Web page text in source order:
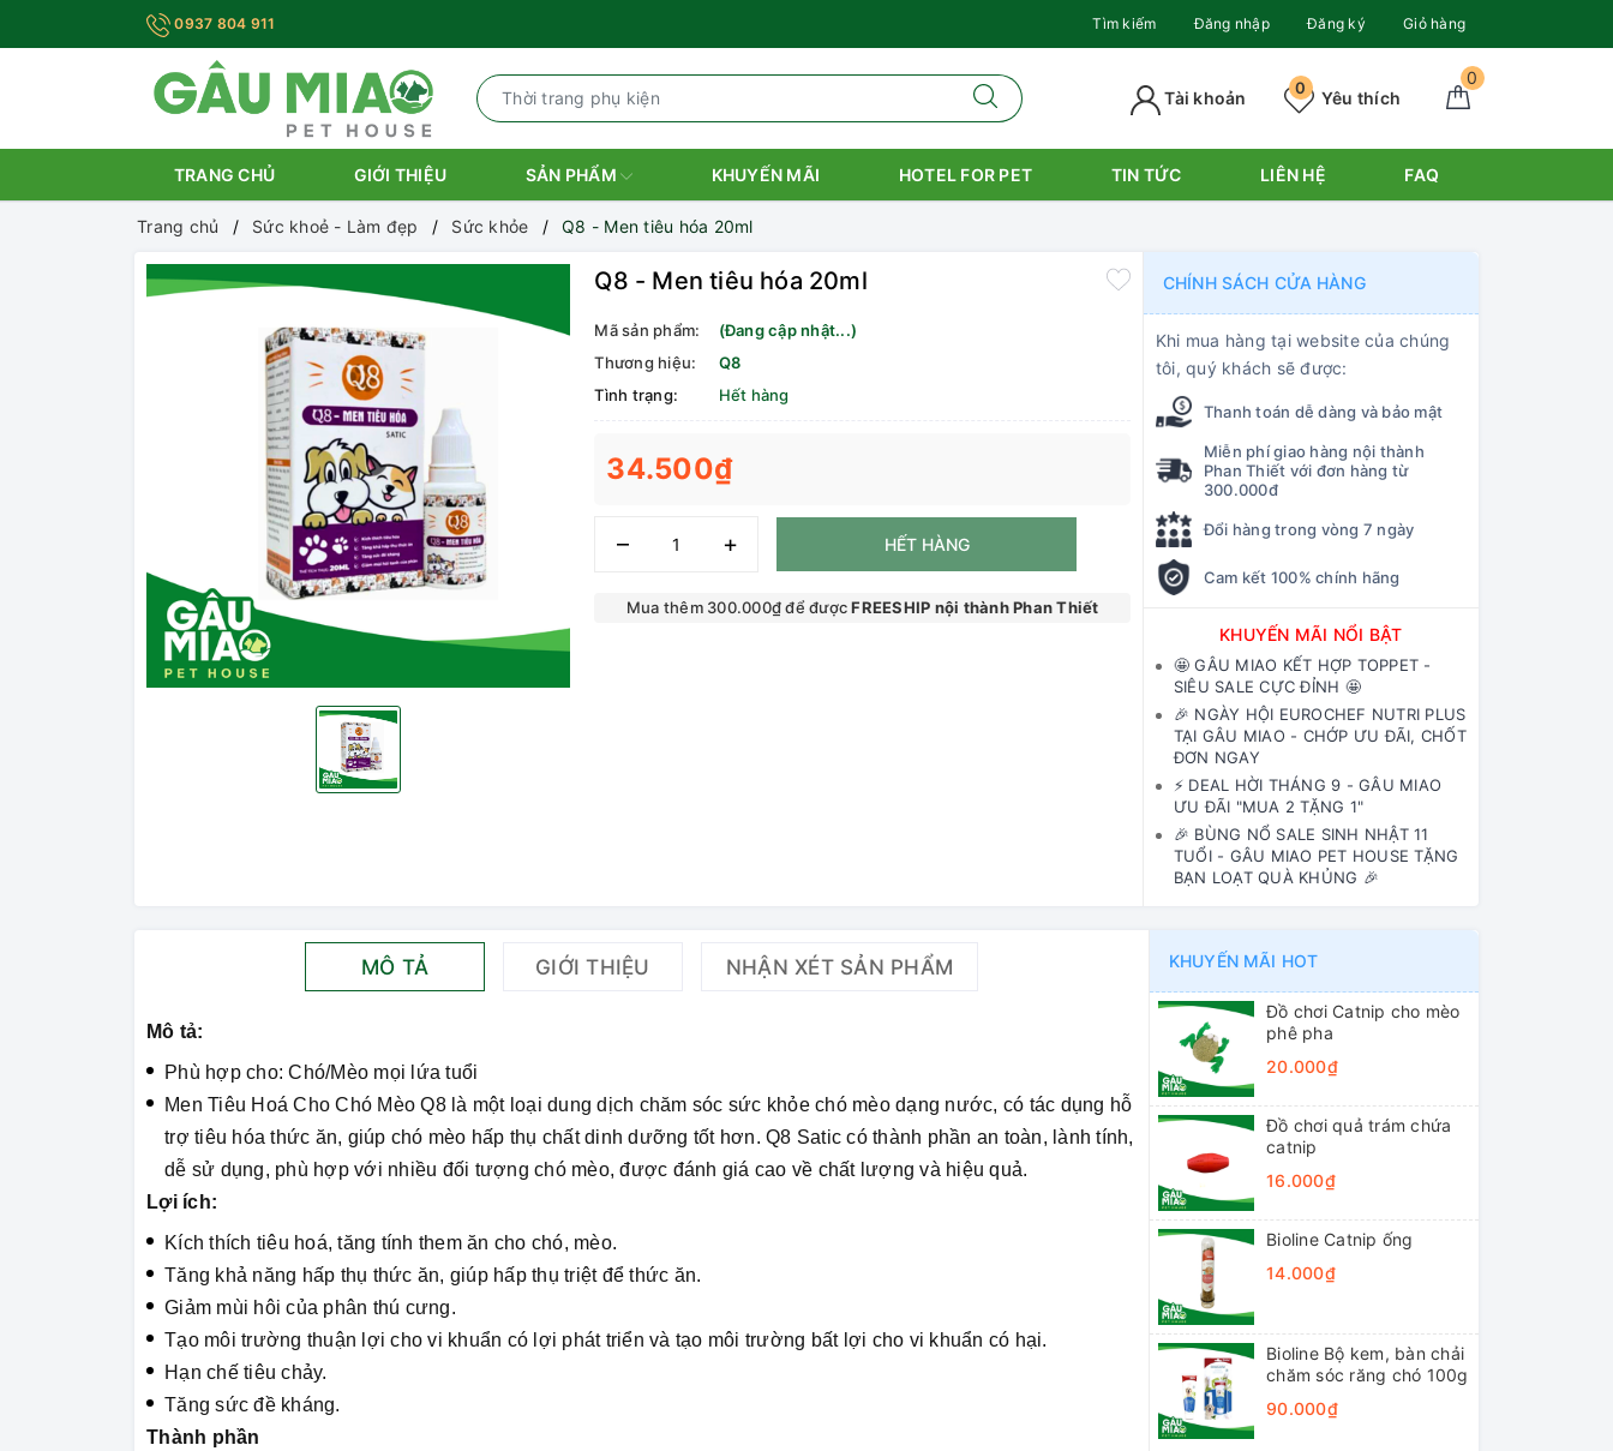
0937 804 911 Tìm kiếm Đăng nhập Đăng ký Giỏ hàng
0
Yêu thích
0
Tài khoản
TRANG CHỦ GIỚI THIỆU SẢN PHẨM KHUYẾN MÃI HOTEL FOR PET TIN TỨC LIÊN HỆ FAQ
Trang chủ Sức khoẻ - Làm đẹp Sức khỏe Q8 - Men tiêu hóa 20ml
Q8 - Men tiêu hóa 20ml
Mã sản phẩm:
(Đang cập nhật...)
Thương hiệu:
Q8
Tình trạng:
Hết hàng
34.500₫
– + HẾT HÀNG
Mua thêm 300.000₫ để đượcFREESHIP nội thành Phan Thiết
CHÍNH SÁCH CỬA HÀNG
Khi mua hàng tại website của chúng
tôi, quý khách sẽ được:
Thanh toán dễ dàng và bảo mật
Miễn phí giao hàng nội thành
Phan Thiết với đơn hàng từ
300.000đ
Đổi hàng trong vòng 7 ngày
Cam kết 100% chính hãng
KHUYẾN MÃI NỔI BẬT
🤩 GÂU MIAO KẾT HỢP TOPPET -
SIÊU SALE CỰC ĐỈNH 🤩
🎉 NGÀY HỘI EUROCHEF NUTRI PLUS
TẠI GÂU MIAO - CHỚP ƯU ĐÃI, CHỐT
ĐƠN NGAY
⚡️ DEAL HỜI THÁNG 9 - GÂU MIAO
ƯU ĐÃI "MUA 2 TẶNG 1"
🎉 BÙNG NỔ SALE SINH NHẬT 11
TUỔI - GÂU MIAO PET HOUSE TẶNG
BẠN LOẠT QUÀ KHỦNG 🎉
MÔ TẢ GIỚI THIỆU NHẬN XÉT SẢN PHẨM
Mô tả:
Phù hợp cho: Chó/Mèo mọi lứa tuổi
Men Tiêu Hoá Cho Chó Mèo Q8 là một loại dung dịch chăm sóc sức khỏe chó mèo dạng nước, có tác dụng hỗ
trợ tiêu hóa thức ăn, giúp chó mèo hấp thụ chất dinh dưỡng tốt hơn. Q8 Satic có thành phần an toàn, lành tính,
dễ sử dụng, phù hợp với nhiều đối tượng chó mèo, được đánh giá cao về chất lượng và hiệu quả.
Lợi ích:
Kích thích tiêu hoá, tăng tính them ăn cho chó, mèo.
Tăng khả năng hấp thụ thức ăn, giúp hấp thụ triệt để thức ăn.
Giảm mùi hôi của phân thú cưng.
Tạo môi trường thuận lợi cho vi khuẩn có lợi phát triển và tạo môi trường bất lợi cho vi khuẩn có hại.
Hạn chế tiêu chảy.
Tăng sức đề kháng.
Thành phần
KHUYẾN MÃI HOT
Đồ chơi Catnip cho mèo
phê pha
20.000₫
Đồ chơi quả trám chứa
catnip
16.000₫
Bioline Catnip ống
14.000₫
Bioline Bộ kem, bàn chải
chăm sóc răng chó 100g
90.000₫